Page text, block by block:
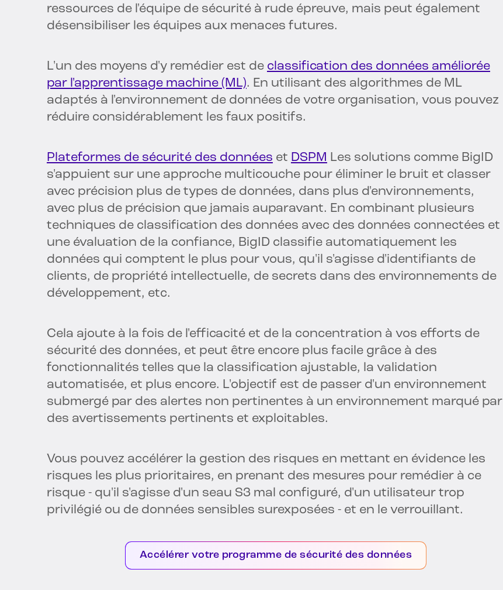
ressources de l'équipe de sécurité à rude épreuve, mais peut également
désensibiliser les équipes aux menaces futures.
L'un des moyens d'y remédier est de classification des données améliorée
par l'apprentissage machine (ML). En utilisant des algorithmes de ML
adaptés à l'environnement de données de votre organisation, vous pouvez
réduire considérablement les faux positifs.
Plateformes de sécurité des données et DSPM Les solutions comme BigID
s'appuient sur une approche multicouche pour éliminer le bruit et classer
avec précision plus de types de données, dans plus d'environnements,
avec plus de précision que jamais auparavant. En combinant plusieurs
techniques de classification des données avec des données connectées et
une évaluation de la confiance, BigID classifie automatiquement les
données qui comptent le plus pour vous, qu'il s'agisse d'identifiants de
clients, de propriété intellectuelle, de secrets dans des environnements de
développement, etc.
Cela ajoute à la fois de l'efficacité et de la concentration à vos efforts de
sécurité des données, et peut être encore plus facile grâce à des
fonctionnalités telles que la classification ajustable, la validation
automatisée, et plus encore. L'objectif est de passer d'un environnement
submergé par des alertes non pertinentes à un environnement marqué par
des avertissements pertinents et exploitables.
Vous pouvez accélérer la gestion des risques en mettant en évidence les
risques les plus prioritaires, en prenant des mesures pour remédier à ce
risque - qu'il s'agisse d'un seau S3 mal configuré, d'un utilisateur trop
privilégié ou de données sensibles surexposées - et en le verrouillant.
Accélérer votre programme de sécurité des données